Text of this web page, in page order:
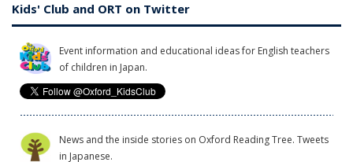
Kids' Club and ORT on Twitter
Event information and educational ideas for English teachers
of children in Japan.
News and the inside stories on Oxford Reading Tree. Tweets
in Japanese.